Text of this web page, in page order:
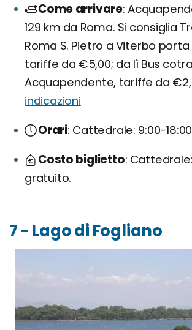
Come arrivare
129 km da Roma. Si consiglia
Roma S. Pietro a Viterbo
tariffe da €5,00; da lì Bus
Acquapendente, tariffe da
indicazioni
Orari Cattedrale: 9:00-
Costo biglietto
gratuito.
7 - Lago di Fogliano